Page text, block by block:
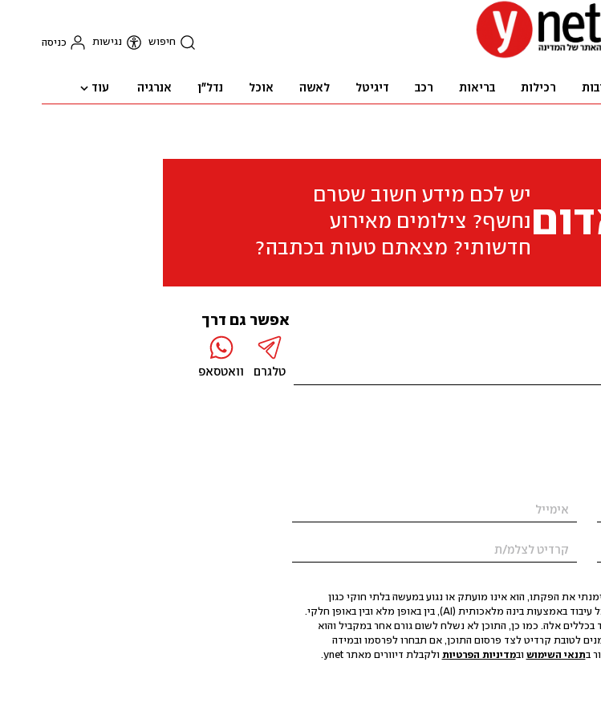
חיפוש נגישות כניסה
רכילות בריאות רכב דיגיטל לאשה אוכל נדל"ן אנרגיה עוד
יש לכם מידע חשוב שטרם
נחשף? צילומים מאירוע
חדשותי? מצאתם טעות בכתבה?
את הפקתו, הוא אינו מועתק או נגוע במעשה בלתי חוקי כגון
הסגת גבול ופגיעה בפרטיות. התוכן לא הופק, לא נערך ולא עבר כל עיבוד באמצעות בינה מלאכותית (AI), בין באופן מלא ובין באופן חלקי.
בכללים אלה. כמו כן, התוכן לא נשלח לשום גורם אחר במקביל והוא
לטובת קרדיט לצד פרסום התוכן, אם תבחרו לפרסמו ובמידה
בתנאי השימוש ובמדיניות הפרטיות ולקבלת דיוורים מאתר ynet.
אפשר גם דרך
טלגרם וואטסאפ